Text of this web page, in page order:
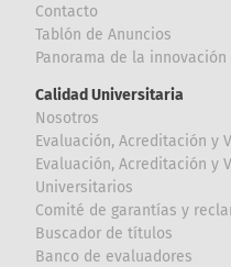
Contacto
Tablón de Anuncios
Panorama de la
Calidad Universitaria
Nosotros
Evaluación, Acreditación y
Evaluación, Acreditación y
Universitarios
Comité de garantías y
Buscador de títulos
Banco de evaluadores